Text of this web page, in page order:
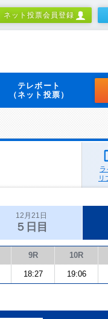
ネット投票会員登録
テレボート
（ネット投票）
ラ
リ
12月21日
５日目
9R 10R
18:27 19:06